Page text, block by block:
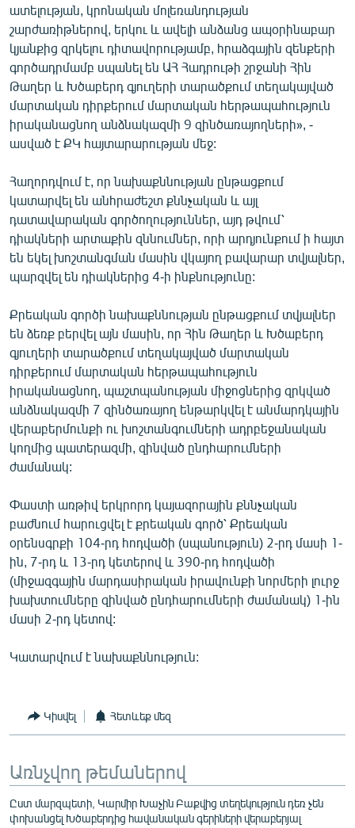
English
Русский
ՀԵՏԵՎԵՔ ՄԵԶ
«Ազատության» բոլոր կայքերը
ատելության, կրոնական մոլեռանդության
շարժառիթներով, երկու և ավելի անձանց ապօրինաբար
կյանքից զրկելու դիտավորությամբ, հրաձգային զենքերի
գործադրմամբ սպանել են ԱՀ Հադրութի շրջանի Հին
Թաղեր և Խծաբերդ գյուղերի տարածքում տեղակայված
մարտական դիրքերում մարտական հերթապահություն
իրականացնող անձնակազմի 9 զինծառայողների», -
ասված է ՔԿ հայտարարության մեջ:
Հաղորդվում է, որ նախաքննության ընթացքում
կատարվել են անհրաժեշտ քննչական և այլ
դատավարական գործողություններ, այդ թվում՝
դիակների արտաքին զննումներ, որի արդյունքում ի հայտ
են եկել խոշտանգման մասին վկայող բավարար տվյալներ,
պարզվել են դիակներից 4-ի ինքնությունը:
Քրեական գործի նախաքննության ընթացքում տվյալներ
են ձեռք բերվել այն մասին, որ Հին Թաղեր և Խծաբերդ
գյուղերի տարածքում տեղակայված մարտական
դիրքերում մարտական հերթապահություն
իրականացնող, պաշտպանության միջոցներից զրկված
անձնակազմի 7 զինծառայող ենթարկվել է անմարդկային
վերաբերմունքի ու խոշտանգումների ադրբեջանական
կողմից պատերազմի, զինված ընդհարումների
ժամանակ:
Փաստի առթիվ երկրորդ կայազորային քննչական
բաժնում հարուցվել է քրեական գործ՝ Քրեական
օրենսգրքի 104-րդ հոդվածի (սպանություն) 2-րդ մասի 1-
ին, 7-րդ և 13-րդ կետերով և 390-րդ հոդվածի
(միջազգային մարդասիրական իրավունքի նորմերի լուրջ
խախտումները զինված ընդհարումների ժամանակ) 1-ին
մասի 2-րդ կետով:
Կատարվում է նախաքննություն:
Կիսվել Հետևեք մեզ
Առնչվող թեմաներով
Ըստ մարզպետի, Կարմիր Խաչին Բաքվից տեղեկություն դեռ չեն
փոխանցել Խծաբերդից հավանական գերիների վերաբերյալ